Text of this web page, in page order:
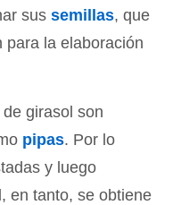
sus semillas, que
para la elaboración
girasol son
pipas. Por lo
y luego
en tanto, se obtiene